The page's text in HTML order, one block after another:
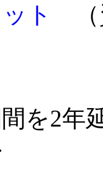
ト （
を2年